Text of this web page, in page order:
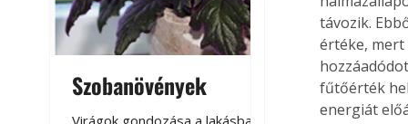
Szobanövények
Virágoskert:
teraszon,
távozik.
értéke, mert
fűtőérték
energiát